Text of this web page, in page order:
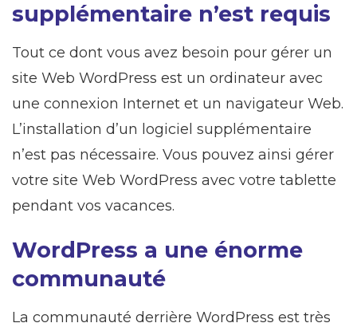
supplémentaire n’est requis
Tout ce dont vous avez besoin pour gérer un
site Web WordPress est un ordinateur avec
une connexion Internet et un navigateur Web.
L’installation d’un logiciel supplémentaire
n’est pas nécessaire. Vous pouvez ainsi gérer
votre site Web WordPress avec votre tablette
pendant vos vacances.
WordPress a une énorme
communauté
La communauté derrière WordPress est très